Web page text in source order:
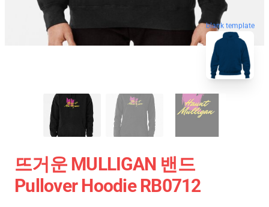
blank template
뜨거운 MULLIGAN 밴드
Pullover Hoodie RB0712